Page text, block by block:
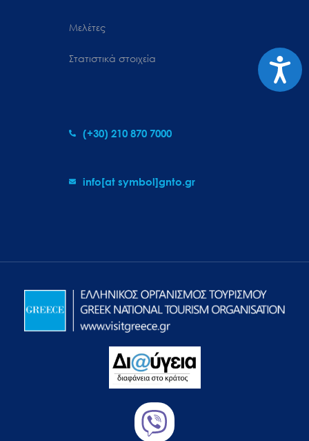
Μελέτες
Στατιστικά στοιχεία
(+30) 210 870 7000
info[at symbol]gnto.gr